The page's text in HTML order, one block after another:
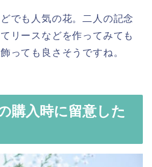
でも人気の花。二人の記念
リースなどを作ってみても
っても良さそうですね。
購入時に留意した